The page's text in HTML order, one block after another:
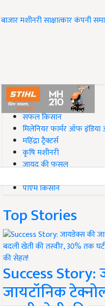
बाजारमशीनरीसाक्षात्कारकंपनी
#Top on Krishi Jagran
सफल किसान
मिलेनियर फार्मर ऑफ इंडिया
महिंद्रा ट्रैक्टर्स
कृषि मशीनरी
जायद की फसल
पीएम किसान
Top Stories
Success
जायटॉनिक